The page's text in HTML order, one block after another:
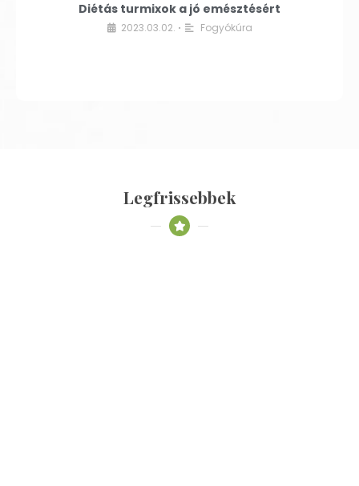
Diétás turmixok a jó emésztésért
2023.03.02. • Fogyókúra
Legfrissebbek